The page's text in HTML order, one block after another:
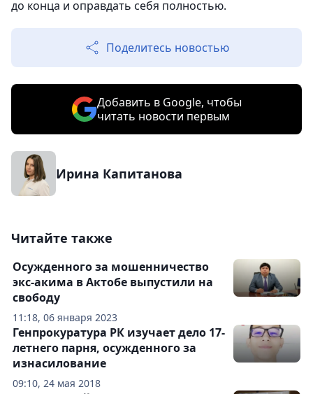
до конца и оправдать себя полностью.
Поделитесь новостью
Добавить в Google, чтобы
читать новости первым
Ирина Капитанова
Читайте также
11:18, 06 января 2023
Осужденного за мошенничество
экс-акима в Актобе выпустили на
свободу
09:10, 24 мая 2018
Генпрокуратура РК изучает дело 17-
летнего парня, осужденного за
изнасилование